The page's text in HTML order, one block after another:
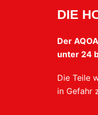
DIE
Der
unter 24
Die Teile
in Gefahr